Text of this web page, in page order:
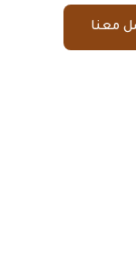
معنا